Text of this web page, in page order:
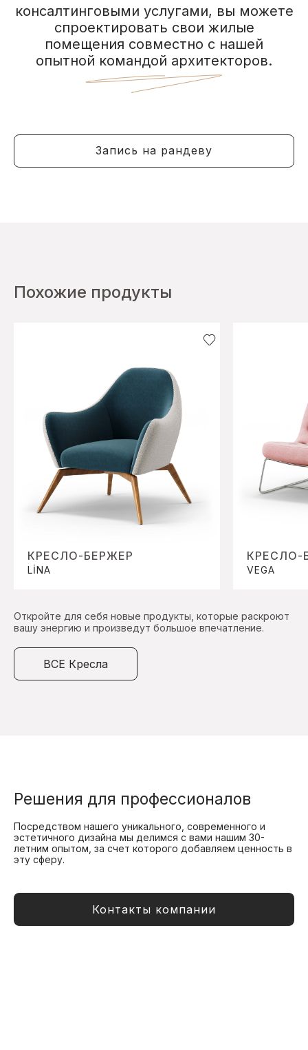
консалтинговыми услугами, вы можете
спроектировать свои жилые
помещения совместно с нашей
опытной командой архитекторов.
Запись на рандеву
Похожие продукты
КРЕСЛО-БЕРЖЕР
LİNA
КРЕСЛО-
VEGA
Откройте для себя новые продукты, которые раскроют
вашу энергию и произведут большое впечатление.
ВСЕ Кресла
Решения для профессионалов
Посредством нашего уникального, современного и
эстетичного дизайна мы делимся с вами нашим 30-
летним опытом, за счет которого добавляем ценность в
эту сферу.
Контакты компании